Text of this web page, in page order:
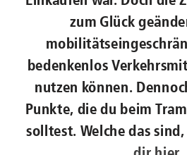
zum Glück
bedenkenlos
nutzen können.
Punkte, die du beim
solltest. Welche das